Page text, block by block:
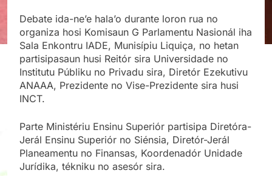
Debate ida-ne’e hala’o durante loron rua no
organiza hosi Komisaun G Parlamentu Nasionál iha
Sala Enkontru IADE, Munisípiu Liquiça, no hetan
partisipasaun husi Reitór sira Universidade no
Institutu Públiku no Privadu sira, Diretór Ezekutivu
ANAAA, Prezidente no Vise-Prezidente sira husi
INCT.
Parte Ministériu Ensinu Superiór partisipa Diretóra-
Jerál Ensinu Superiór no Siénsia, Diretór-Jerál
Planeamentu no Finansas, Koordenadór Unidade
Jurídika, tékniku no asesór sira.